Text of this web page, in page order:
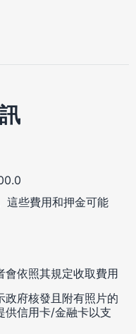
這些費用和押金可能
會依照其規定收取費用
政府核發且附有照片的
供信用卡/金融卡以支